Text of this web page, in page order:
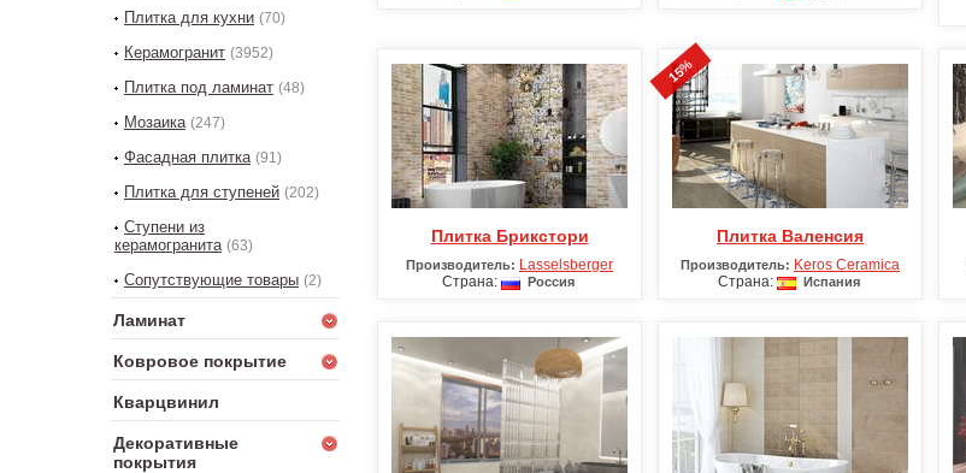
Плитка для кухни (70)
Керамогранит (3952)
Плитка под ламинат (48)
Мозаика (247)
Фасадная плитка (91)
Плитка для ступеней (202)
Ступени из
керамогранита (63)
Сопутствующие товары (2)
Ламинат
Ковровое покрытие
Кварцвинил
Декоративные
покрытия
Плитка Брикстори
Производитель: Lasselsberger
Страна:
Россия
15%
Плитка Валенсия
Производитель: Keros Ceramica
Страна:
Испания